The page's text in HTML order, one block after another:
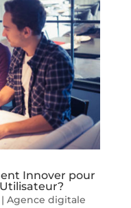
Innover pour
Agence digitale